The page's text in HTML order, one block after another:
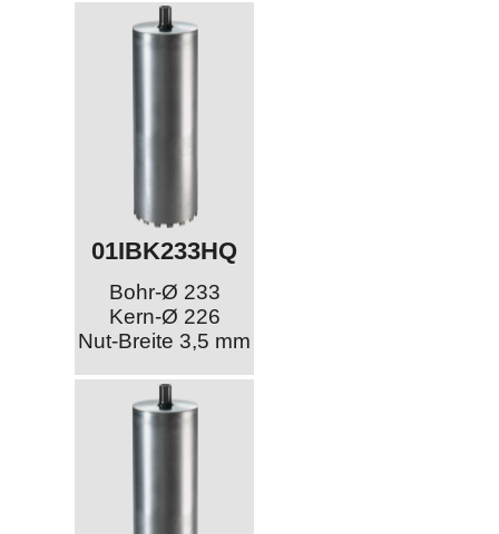
01IBK233HQ
Bohr-Ø 233
Kern-Ø 226
Nut-Breite 3,5 mm